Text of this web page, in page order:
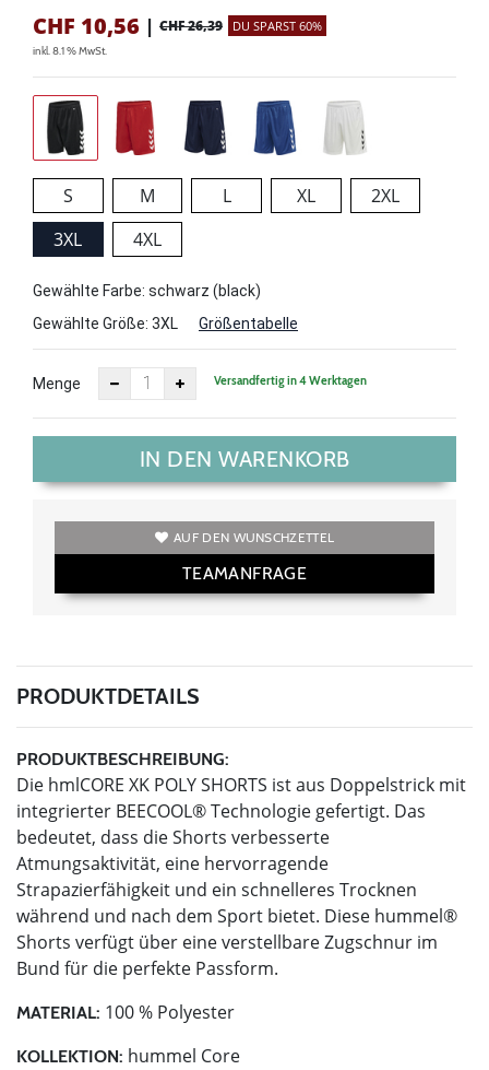
CHF 10,56 | CHF 26,39 DU SPARST 60%
inkl. 8.1 % MwSt.
S M L XL
2XL
3XL
4XL
Gewählte Farbe: schwarz (black)
Gewählte Größe: 3XL Größentabelle
Menge Versandfertig in 4 Werktagen
IN DEN WARENKORB
AUF DEN WUNSCHZETTEL
TEAMANFRAGE
PRODUKTDETAILS
PRODUKTBESCHREIBUNG:
Die hmlCORE XK POLY SHORTS ist aus Doppelstrick mit
integrierter BEECOOL® Technologie gefertigt. Das
bedeutet, dass die Shorts verbesserte
Atmungsaktivität, eine hervorragende
Strapazierfähigkeit und ein schnelleres Trocknen
während und nach dem Sport bietet. Diese hummel®
Shorts verfügt über eine verstellbare Zugschnur im
Bund für die perfekte Passform.
MATERIAL: 100 % Polyester
KOLLEKTION: hummel Core